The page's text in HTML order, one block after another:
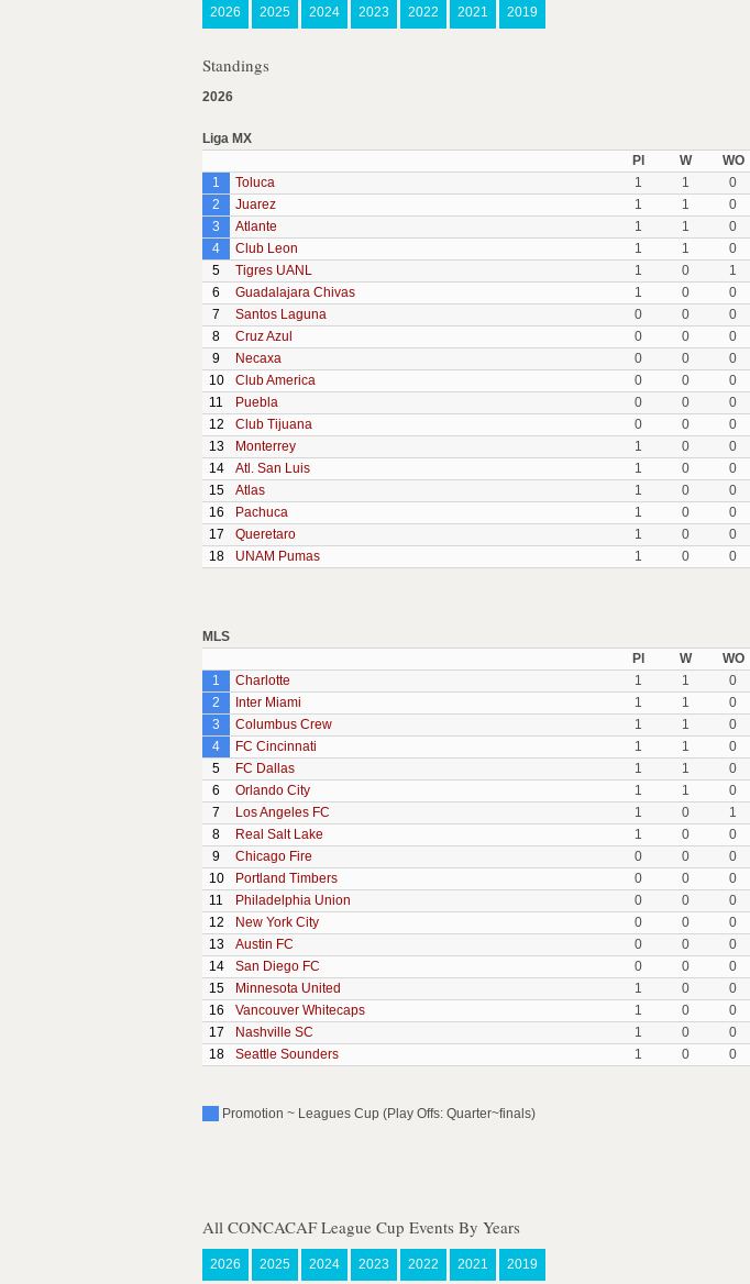
2026 2025 2024 2023 2022 2021 2019
Standings
2026
Liga MX
Pl
W WO
1
Toluca 1 1 0
2
Juarez 1 1 0
3
Atlante 1 1 0
4
Club Leon 1 1 0
5
Tigres UANL 1 0 1
6
Guadalajara Chivas 1 0 0
7
Santos Laguna 0 0 0
8
Cruz Azul 0 0 0
9
Necaxa 0 0 0
10
Club America 0 0 0
11
Puebla 0 0 0
12
Club Tijuana 0 0 0
13
Monterrey 1 0 0
14
Atl. San Luis 1 0 0
15
Atlas 1 0 0
16
Pachuca 1 0 0
17
Queretaro 1 0 0
18
UNAM Pumas 1 0 0
MLS
Pl
W WO
1
Charlotte 1 1 0
2
Inter Miami 1 1 0
3
Columbus Crew 1 1 0
4
FC Cincinnati 1 1 0
5
FC Dallas 1 1 0
6
Orlando City 1 1 0
7
Los Angeles FC 1 0 1
8
Real Salt Lake 1 0 0
9
Chicago Fire 0 0 0
10
Portland Timbers 0 0 0
11
Philadelphia Union 0 0 0
12
New York City 0 0 0
13
Austin FC 0 0 0
14
San Diego FC 0 0 0
15
Minnesota United 1 0 0
16
Vancouver Whitecaps 1 0 0
17
Nashville SC 1 0 0
18
Seattle Sounders 1 0 0
Promotion ~ Leagues Cup (Play Offs: Quarter~finals)
All CONCACAF League Cup Events By Years
2026 2025 2024 2023 2022 2021 2019